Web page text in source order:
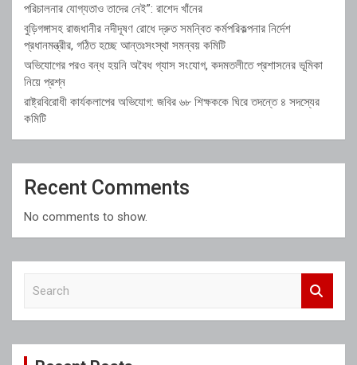
পরিচালনার যোগ্যতাও তাদের নেই”: রাশেদ খাঁনের
বুড়িগঙ্গাসহ রাজধানীর নদীদূষণ রোধে দ্রুত সমন্বিত কর্মপরিকল্পনার নির্দেশ
প্রধানমন্ত্রীর, গঠিত হচ্ছে আন্তঃসংস্থা সমন্বয় কমিটি
অভিযোগের পরও বন্ধ হয়নি অবৈধ গ্যাস সংযোগ, কদমতলীতে প্রশাসনের ভূমিকা
নিয়ে প্রশ্ন
রাষ্ট্রবিরোধী কার্যকলাপের অভিযোগ: জবির ৬৮ শিক্ষককে ঘিরে তদন্তে ৪ সদস্যের
কমিটি
Recent Comments
No comments to show.
c